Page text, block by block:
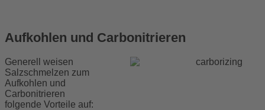
Aufkohlen und Carbonitrieren
Generell weisen
Salzschmelzen zum
Aufkohlen und
Carbonitrieren
folgende Vorteile auf: